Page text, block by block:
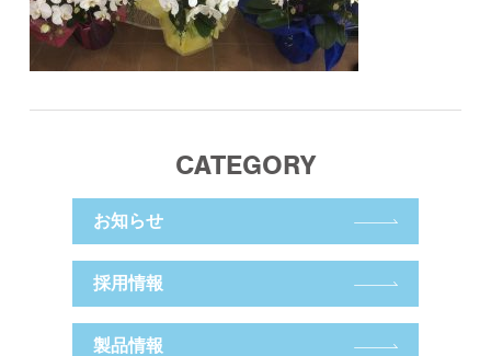
CATEGORY
お知らせ
採用情報
製品情報